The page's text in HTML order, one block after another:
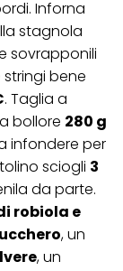
Inforna
stagnola
sovrapponili
bene
. Taglia a
bollore 280 g
infondere per
sciogli 3
da parte.
robiola e
, un
, un